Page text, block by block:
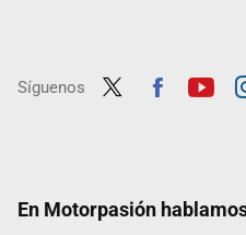
Síguenos
En Motorpasión